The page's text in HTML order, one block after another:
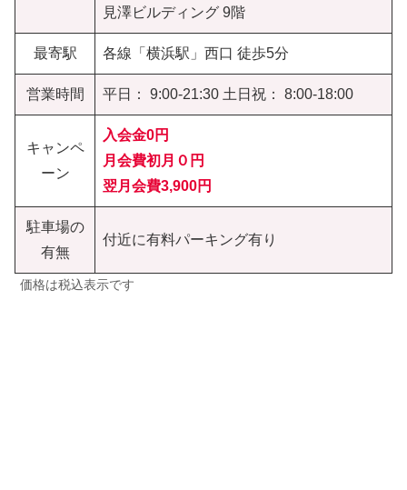
見澤ビルディング 9階
最寄駅 各線「横浜駅」西口 徒歩5分
営業時間 平日： 9:00-21:30 土日祝： 8:00-18:00
キャンペ
ーン
入会金0円
月会費初月０円
翌月会費3,900円
駐車場の
有無
付近に有料パーキング有り
価格は税込表示です